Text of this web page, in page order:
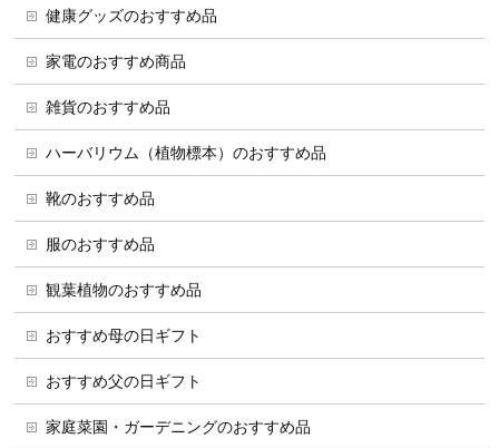
健康グッズのおすすめ品
家電のおすすめ商品
雑貨のおすすめ品
ハーバリウム（植物標本）のおすすめ品
靴のおすすめ品
服のおすすめ品
観葉植物のおすすめ品
おすすめ母の日ギフト
おすすめ父の日ギフト
家庭菜園・ガーデニングのおすすめ品